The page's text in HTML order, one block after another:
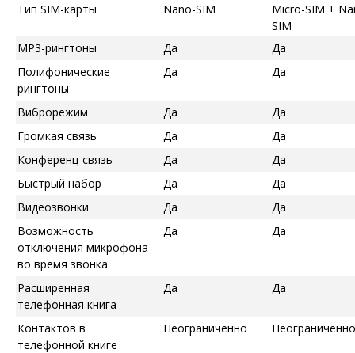
Тип SIM-карты Nano-SIM
Micro-SIM +
SIM
MP3-рингтоны
Да
Да
Полифонические
рингтоны
Да Да
Виброрежим Да
Да
Громкая связь
Да
Да
Конференц-связь
Да
Да
Быстрый набор
Да
Да
Видеозвонки
Да
Да
Возможность
отключения микрофона
во время звонка
Да Да
Расширенная
телефонная книга
Да Да
Контактов в
телефонной книге
Неограниченно Неограниченно